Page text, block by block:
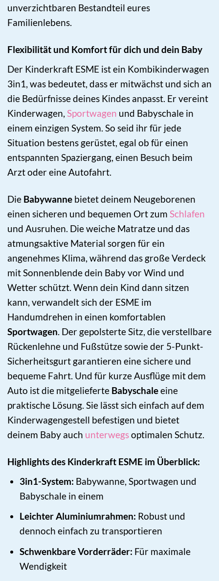
unverzichtbaren Bestandteil eures
Familienlebens.
Flexibilität und Komfort für dich und dein Baby
Der Kinderkraft ESME ist ein Kombikinderwagen
3in1, was bedeutet, dass er mitwächst und sich an
die Bedürfnisse deines Kindes anpasst. Er vereint
Kinderwagen, Sportwagen und Babyschale in
einem einzigen System. So seid ihr für jede
Situation bestens gerüstet, egal ob für einen
entspannten Spaziergang, einen Besuch beim
Arzt oder eine Autofahrt.
Die Babywanne bietet deinem Neugeborenen
einen sicheren und bequemen Ort zum Schlafen
und Ausruhen. Die weiche Matratze und das
atmungsaktive Material sorgen für ein
angenehmes Klima, während das große Verdeck
mit Sonnenblende dein Baby vor Wind und
Wetter schützt. Wenn dein Kind dann sitzen
kann, verwandelt sich der ESME im
Handumdrehen in einen komfortablen
Sportwagen. Der gepolsterte Sitz, die verstellbare
Rückenlehne und Fußstütze sowie der 5-Punkt-
Sicherheitsgurt garantieren eine sichere und
bequeme Fahrt. Und für kurze Ausflüge mit dem
Auto ist die mitgelieferte Babyschaleeine
praktische Lösung. Sie lässt sich einfach auf dem
Kinderwagengestell befestigen und bietet
deinem Baby auch unterwegsoptimalen Schutz.
Highlights des Kinderkraft ESME im Überblick:
3in1-System: Babywanne, Sportwagen und
Babyschale in einem
Leichter Aluminiumrahmen: Robust und
dennoch einfach zu transportieren
Schwenkbare Vorderräder: Für maximale
Wendigkeit